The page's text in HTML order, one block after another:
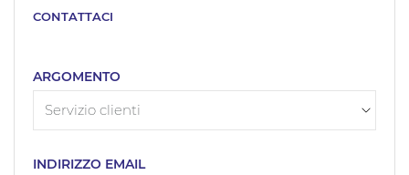
CONTATTACI
ARGOMENTO
INDIRIZZO EMAIL